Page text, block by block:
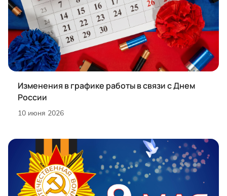
Изменения в графике работы в связи с Днем
России
10 июня 2026